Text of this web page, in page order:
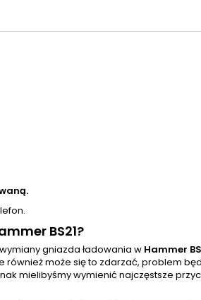
BS21?
gniazda ładowania w Hammer
również może się to zdarzać, problem
mielibyśmy wymienić najczęstsze